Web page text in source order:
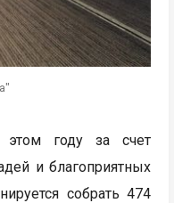
году за счет
и благоприятных
собрать 474